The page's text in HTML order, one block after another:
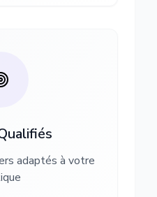
adaptés à votre